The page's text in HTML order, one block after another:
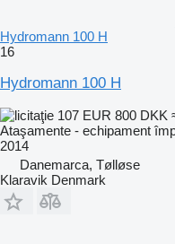
Hydromann 100 H
16
Hydromann 100 H
107 EUR 800 DKK
Ataşamente - echipament
2014
Danemarca, Tølløse
Klaravik Denmark